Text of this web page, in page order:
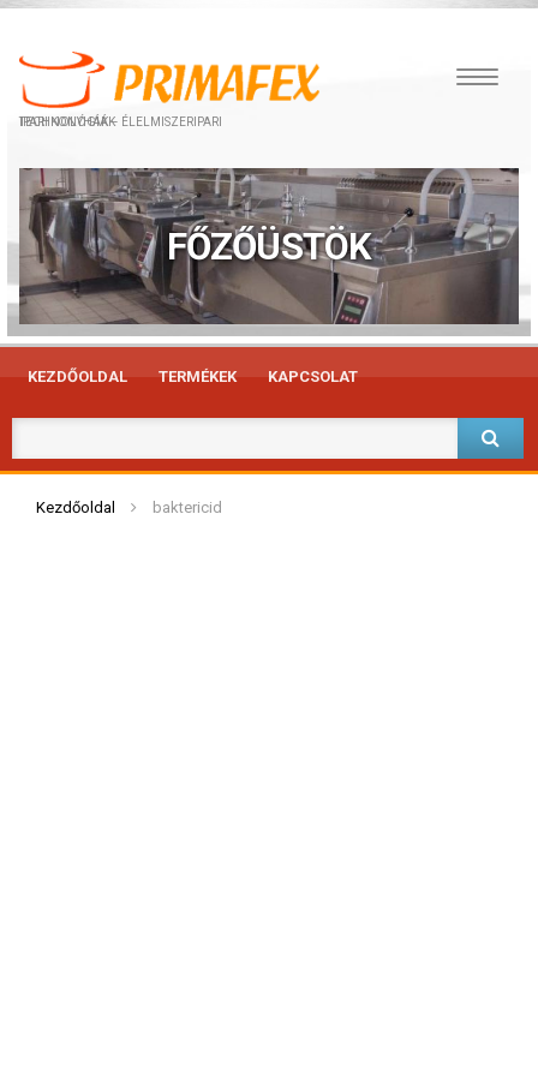
IPARI KONYHÁK – ÉLELMISZERIPARI TECHNOLÓGIÁK
FŐZŐÜSTÖK
KEZDŐOLDAL TERMÉKEK KAPCSOLAT
Kezdőoldal baktericid